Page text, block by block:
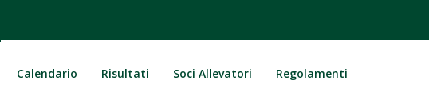
Calendario Risultati Soci Allevatori Regolamenti